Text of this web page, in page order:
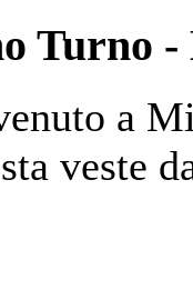
Turno
a
veste